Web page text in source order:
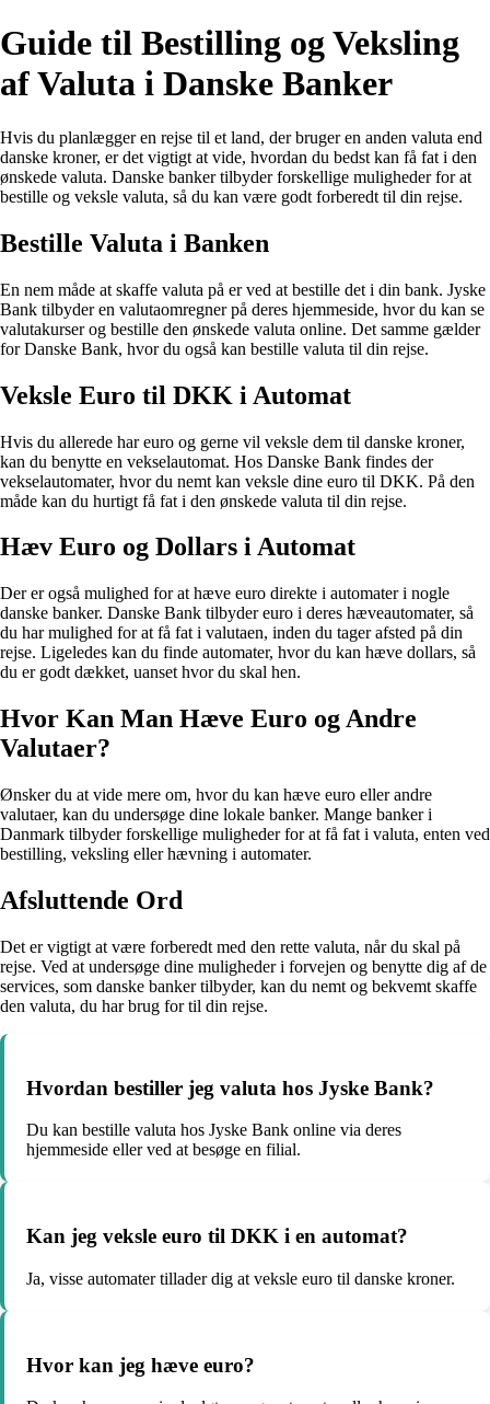
Guide til Bestilling og Veksling
af Valuta i Danske Banker
Hvis du planlægger en rejse til et land, der bruger en anden valuta end
danske kroner, er det vigtigt at vide, hvordan du bedst kan få fat i den
ønskede valuta. Danske banker tilbyder forskellige muligheder for at
bestille og veksle valuta, så du kan være godt forberedt til din rejse.
Bestille Valuta i Banken
En nem måde at skaffe valuta på er ved at bestille det i din bank. Jyske
Bank tilbyder en valutaomregner på deres hjemmeside, hvor du kan se
valutakurser og bestille den ønskede valuta online. Det samme gælder
for Danske Bank, hvor du også kan bestille valuta til din rejse.
Veksle Euro til DKK i Automat
Hvis du allerede har euro og gerne vil veksle dem til danske kroner,
kan du benytte en vekselautomat. Hos Danske Bank findes der
vekselautomater, hvor du nemt kan veksle dine euro til DKK. På den
måde kan du hurtigt få fat i den ønskede valuta til din rejse.
Hæv Euro og Dollars i Automat
Der er også mulighed for at hæve euro direkte i automater i nogle
danske banker. Danske Bank tilbyder euro i deres hæveautomater, så
du har mulighed for at få fat i valutaen, inden du tager afsted på din
rejse. Ligeledes kan du finde automater, hvor du kan hæve dollars, så
du er godt dækket, uanset hvor du skal hen.
Hvor Kan Man Hæve Euro og Andre
Valutaer?
Ønsker du at vide mere om, hvor du kan hæve euro eller andre
valutaer, kan du undersøge dine lokale banker. Mange banker i
Danmark tilbyder forskellige muligheder for at få fat i valuta, enten ved
bestilling, veksling eller hævning i automater.
Afsluttende Ord
Det er vigtigt at være forberedt med den rette valuta, når du skal på
rejse. Ved at undersøge dine muligheder i forvejen og benytte dig af de
services, som danske banker tilbyder, kan du nemt og bekvemt skaffe
den valuta, du har brug for til din rejse.
Hvordan bestiller jeg valuta hos Jyske Bank?
Du kan bestille valuta hos Jyske Bank online via deres
hjemmeside eller ved at besøge en filial.
Kan jeg veksle euro til DKK i en automat?
Ja, visse automater tillader dig at veksle euro til danske kroner.
Hvor kan jeg hæve euro?